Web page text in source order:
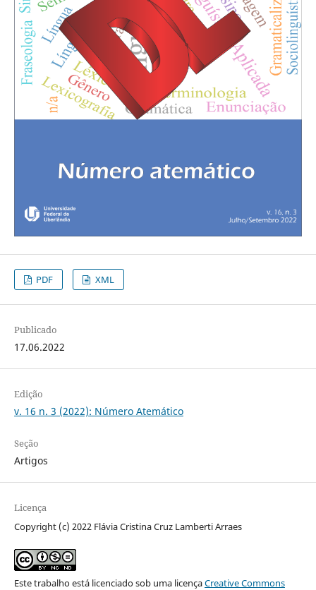
PDF XML
Publicado
17.06.2022
Edição
v. 16 n. 3 (2022): Número Atemático
Seção
Artigos
Licença
Copyright (c) 2022 Flávia Cristina Cruz Lamberti Arraes
Este trabalho está licenciado sob uma licençaCreative Commons